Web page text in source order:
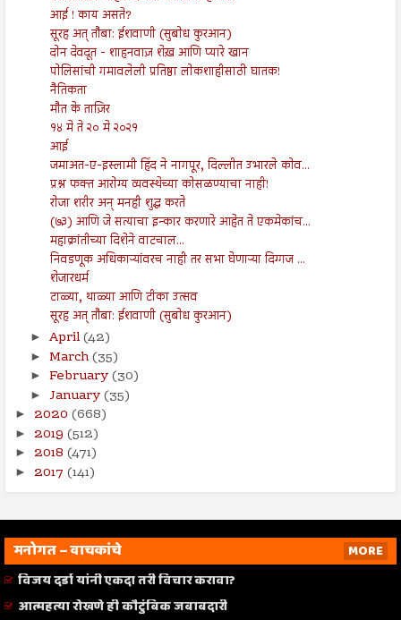
आई ! काय असते?
सूरह अत् तौबा: ईशवाणी (सुबोध कुरआन)
दोन देवदूत - शाहनवाज़ शेख़ आणि प्यारे खान
पोलिसांची गमावलेली प्रतिष्ठा लोकशाहीसाठी घातक!
नैतिकता
मौत के ताज़िर
१४ मे ते २० मे २०२१
आई
जमाअत-ए-इस्लामी हिंद ने नागपूर, दिल्लीत उभारले कोव...
प्रश्न फक्त आरोग्य व्यवस्थेच्या कोसळण्याचा नाही!
रोजा शरीर अन् मनही शुद्ध करते
(७३) आणि जे सत्याचा इन्कार करणारे आहेत ते एकमेकांच...
महाक्रांतीच्या दिशेने वाटचाल...
निवडणूक अधिकाऱ्यांवरच नाही तर सभा घेणाऱ्या दिग्गज ...
शेजारधर्म
टाळ्या, थाळ्या आणि टीका उत्सव
सूरह अत् तौबा: ईशवाणी (सुबोध कुरआन)
► April(42)
► March(35)
► February(30)
► January(35)
► 2020 (668)
► 2019 (512)
► 2018 (471)
► 2017 (141)
मनोगत – वाचकांचे
MORE
विजय दर्डा यांनी एकदा तरी विचार करावा?
आत्महत्या रोखणे ही कौटुंबिक जबाबदारी